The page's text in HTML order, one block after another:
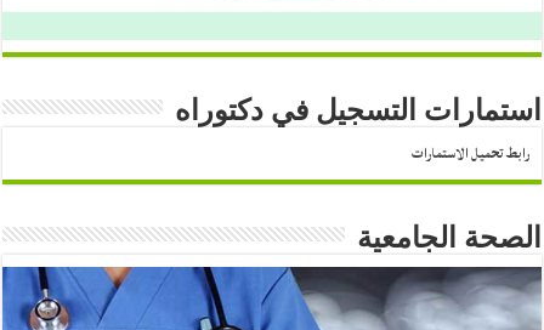
استمارات التسجيل في دكتوراه
رابط تحميل الاستمارات
الصحة الجامعية